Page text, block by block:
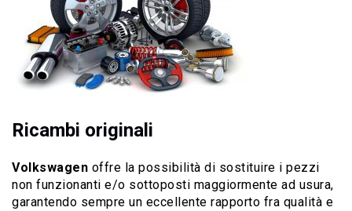
Ricambi originali
Volkswagen offre la possibilità di sostituire i pezzi
non funzionanti e/o sottoposti maggiormente ad usura,
garantendo sempre un eccellente rapporto fra qualità e